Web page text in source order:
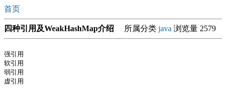
首页
四种引用及WeakHashMap介绍 所属分类 java 浏览量 2579
强引用
软引用
弱引用
虚引用